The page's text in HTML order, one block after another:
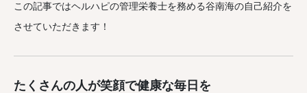
この記事ではヘルハピの管理栄養士を務める谷南海の自己紹介を
させていただきます！
たくさんの人が笑顔で健康な毎日を